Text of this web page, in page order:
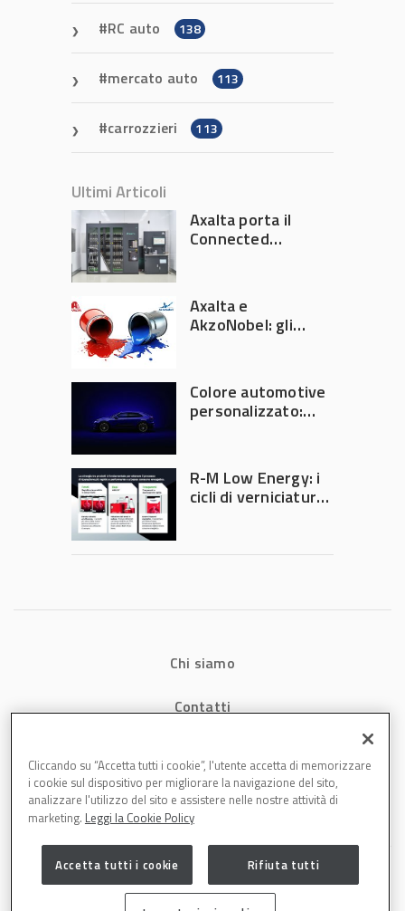
RC auto 138
mercato auto 113
carrozzieri 113
Ultimi Articoli
Axalta porta il
Connected
Automechanika
Frankfurt 2026
Axalta e
AkzoNobel: gli
Colore automotive
personalizzato:
diventa ingegneria
di precisione
R-M Low Energy: i
cicli di verniciatura
tempi e costi in
Chi siamo
Contatti
Cookies
Cliccando su “Accetta tutti i cookie”, l'utente accetta di memorizzare
i cookie sul dispositivo per migliorare la navigazione del sito,
analizzare l'utilizzo del sito e assistere nelle nostre attività di
marketing. Leggi la Cookie Policy
Accetta tutti i cookie Rifiuta tutti